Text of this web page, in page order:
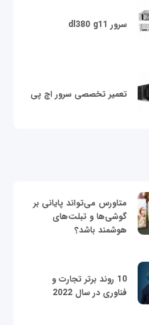
سرور dl380 g11
تعمیر تخصصی سرور اچ پی
متاورس می‌تواند پایانی بر
گوشی‌ها و تبلت‌های
هوشمند باشد؟
10 روند برتر تجارت و
فناوری در سال 2022